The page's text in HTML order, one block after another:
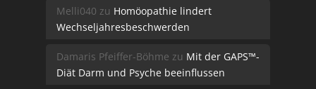
Melli040 zu Homöopathie lindert
Wechseljahresbeschwerden
Damaris Pfeiffer-Böhme zu Mit der GAPS™-
Diät Darm und Psyche beeinflussen